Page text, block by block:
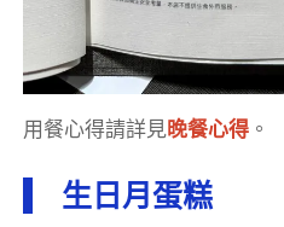
用餐心得請詳見晚餐心得。
生日月蛋糕